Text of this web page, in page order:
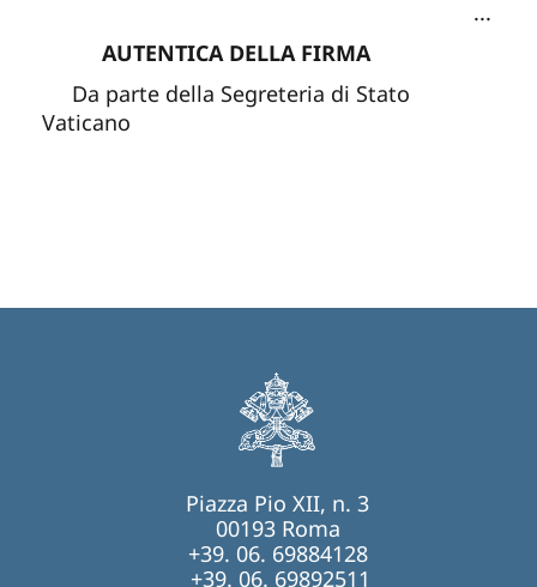
...
AUTENTICA DELLA FIRMA
Da parte della Segreteria di Stato
Vaticano
Piazza Pio XII, n. 3
00193 Roma
+39. 06. 69884128
+39. 06. 69892511